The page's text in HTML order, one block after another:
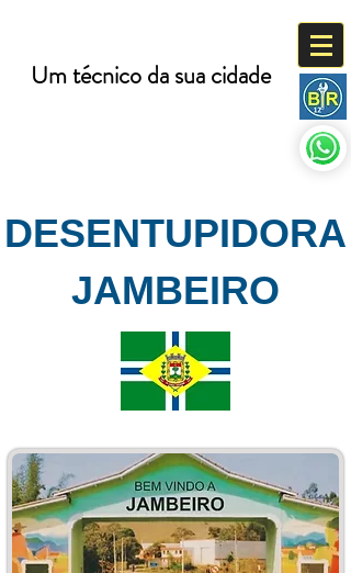
Um técnico da sua cidade
DESENTUPIDORA
JAMBEIRO